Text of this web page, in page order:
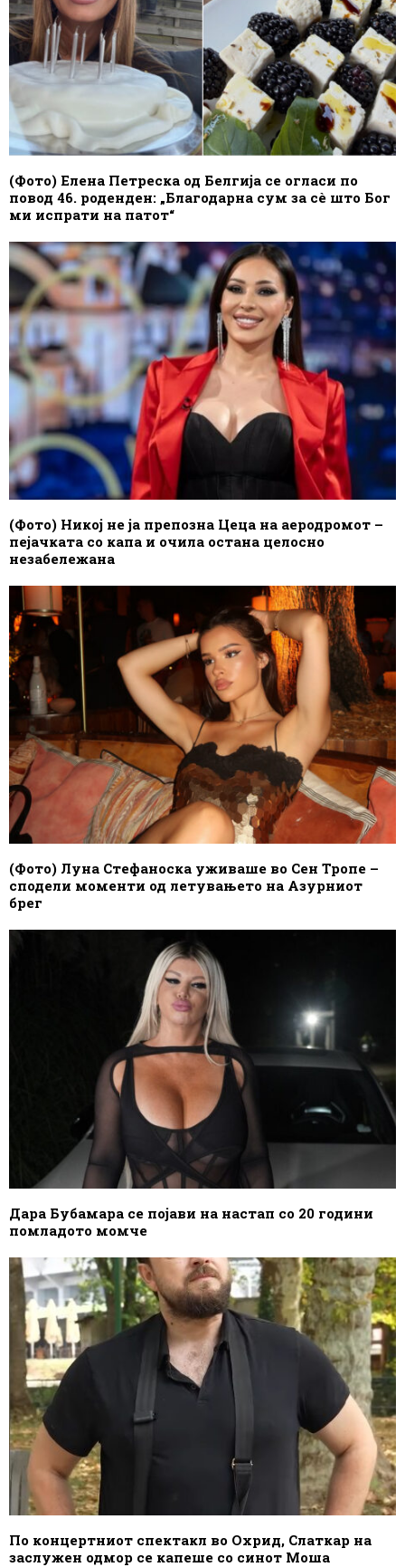
(Фото) Елена Петреска од Белгија се огласи по
повод 46. роденден: „Благодарна сум за сè што Бог
ми испрати на патот“
(Фото) Никој не ја препозна Цеца на аеродромот –
пејачката со капа и очила остана целосно
незабележана
(Фото) Луна Стефаноска уживаше во Сен Тропе –
сподели моменти од летувањето на Азурниот
брег
Дара Бубамара се појави на настап со 20 години
помладото момче
По концертниот спектакл во Охрид, Слаткар на
заслужен одмор се капеше со синот Моша